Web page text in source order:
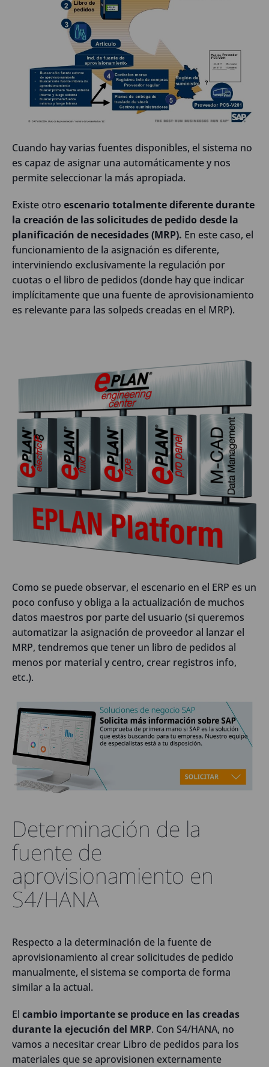
Cuando hay varias fuentes disponibles, el sistema no
es capaz de asignar una automáticamente y nos
permite seleccionar la más apropiada.
Existe otro escenario totalmente diferente durante
la creación de las solicitudes de pedido desde la
planificación de necesidades (MRP). En este caso, el
funcionamiento de la asignación es diferente,
interviniendo exclusivamente la regulación por
cuotas o el libro de pedidos (donde hay que indicar
implícitamente que una fuente de aprovisionamiento
es relevante para las solpeds creadas en el MRP).
Como se puede observar, el escenario en el ERP es un
poco confuso y obliga a la actualización de muchos
datos maestros por parte del usuario (si queremos
automatizar la asignación de proveedor al lanzar el
MRP, tendremos que tener un libro de pedidos al
menos por material y centro, crear registros info,
etc.).
Determinación de la
fuente de
aprovisionamiento en
S4/HANA
Respecto a la determinación de la fuente de
aprovisionamiento al crear solicitudes de pedido
manualmente, el sistema se comporta de forma
similar a la actual.
El cambio importante se produce en las creadas
durante la ejecución del MRP. Con S4/HANA, no
vamos a necesitar crear Libro de pedidos para los
materiales que se aprovisionen externamente